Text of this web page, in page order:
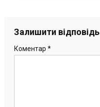
Залишити відповідь
Коментар *